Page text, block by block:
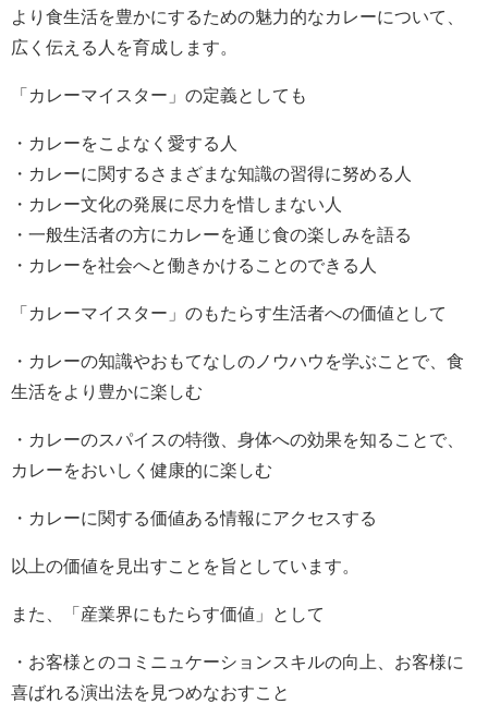
より食生活を豊かにするための魅力的なカレーについて、
広く伝える人を育成します。
「カレーマイスター」の定義としても
・カレーをこよなく愛する人
・カレーに関するさまざまな知識の習得に努める人
・カレー文化の発展に尽力を惜しまない人
・一般生活者の方にカレーを通じ食の楽しみを語る
・カレーを社会へと働きかけることのできる人
「カレーマイスター」のもたらす生活者への価値として
・カレーの知識やおもてなしのノウハウを学ぶことで、食
生活をより豊かに楽しむ
・カレーのスパイスの特徴、身体への効果を知ることで、
カレーをおいしく健康的に楽しむ
・カレーに関する価値ある情報にアクセスする
以上の価値を見出すことを旨としています。
また、「産業界にもたらす価値」として
・お客様とのコミニュケーションスキルの向上、お客様に
喜ばれる演出法を見つめなおすこと